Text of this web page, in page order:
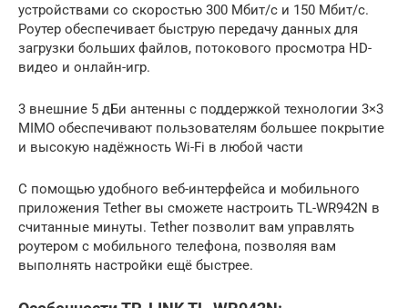
устройствами со скоростью 300 Мбит/с и 150 Мбит/с.
Роутер обеспечивает быструю передачу данных для
загрузки больших файлов, потокового просмотра HD-
видео и онлайн-игр.
3 внешние 5 дБи антенны с поддержкой технологии 3×3
MIMO обеспечивают пользователям большее покрытие
и высокую надёжность Wi-Fi в любой части
С помощью удобного веб-интерфейса и мобильного
приложения Tether вы сможете настроить TL-WR942N в
считанные минуты. Tether позволит вам управлять
роутером с мобильного телефона, позволяя вам
выполнять настройки ещё быстрее.